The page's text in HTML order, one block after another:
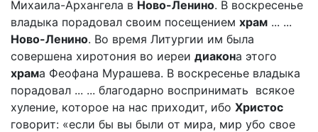
Михаила-Архангела в Ново-Ленино. В воскресенье
владыка порадовал своим посещением храм ... ...
Ново-Ленино. Во время Литургии им была
совершена хиротония во иереи диакона этого
храма Феофана Мурашева. В воскресенье владыка
порадовал ... ... благодарно воспринимать всякое
хуление, которое на нас приходит, ибо Христос
говорит: «если бы вы были от мира, мир убо свое